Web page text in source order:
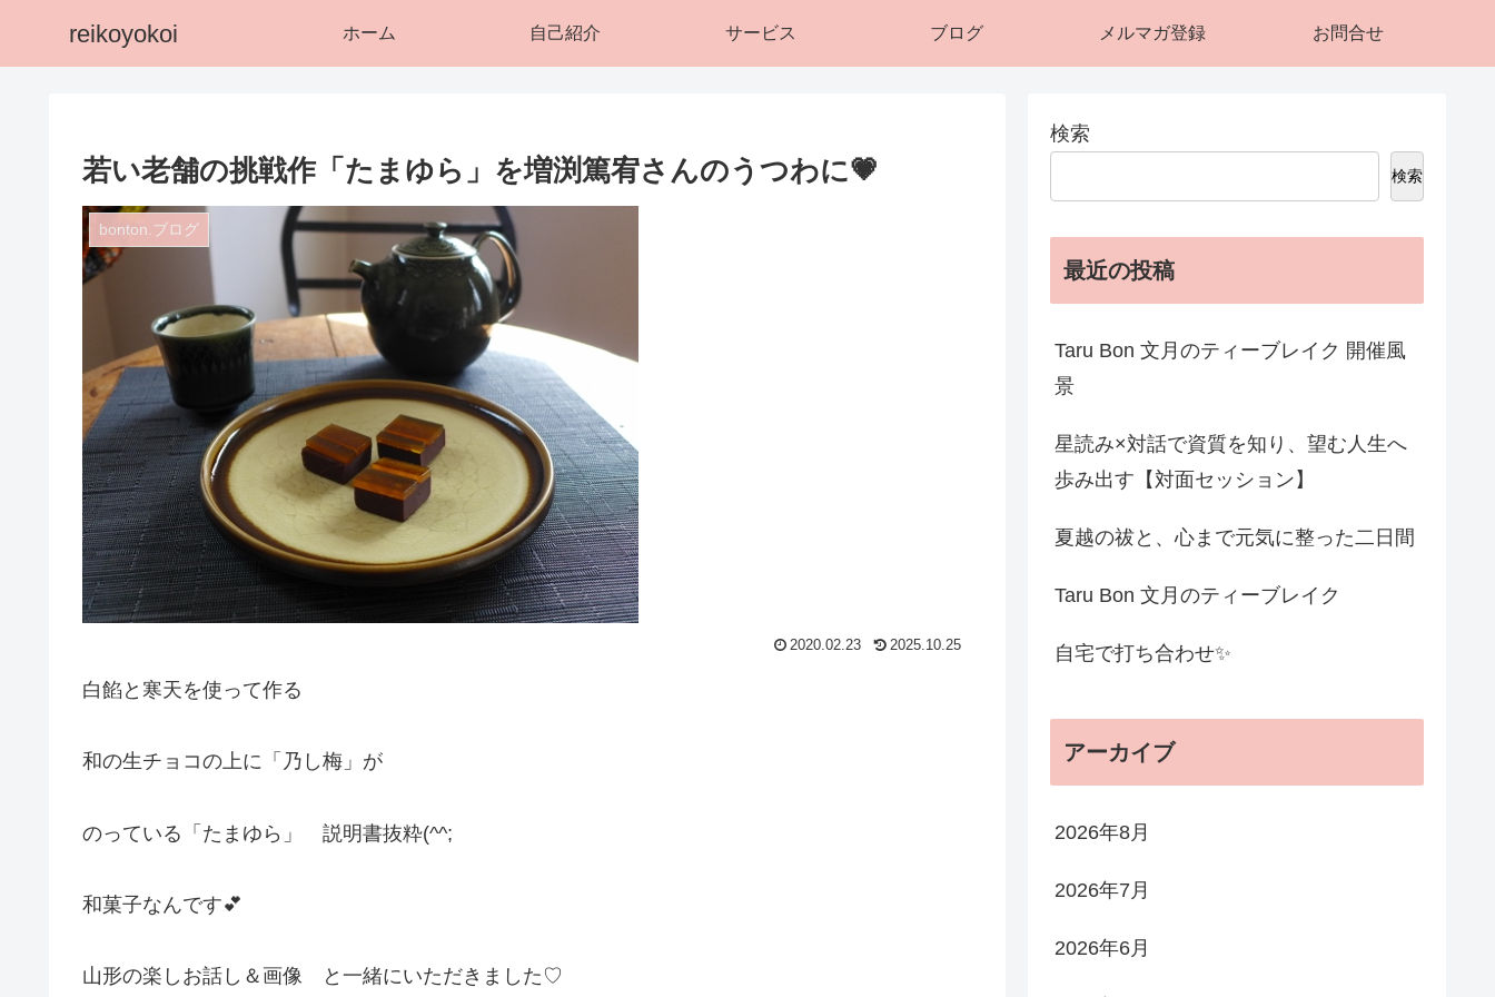
reikoyokoi ホーム 自己紹介 サービス ブログ メルマガ登録 お問合せ
若い老舗の挑戦作「たまゆら」を増渕篤宥さんのうつわに💗
bonton.ブログ
2020.02.23 2025.10.25
白餡と寒天を使って作る
和の生チョコの上に「乃し梅」が
のっている「たまゆら」 説明書抜粋(^^;
和菓子なんです💕
山形の楽しお話し＆画像 と一緒にいただきました♡
検索
検索
最近の投稿
Taru Bon 文月のティーブレイク 開催風
景
星読み×対話で資質を知り、望む人生へ
歩み出す【対面セッション】
夏越の祓と、心まで元気に整った二日間
Taru Bon 文月のティーブレイク
自宅で打ち合わせ✨
アーカイブ
2026年8月
2026年7月
2026年6月